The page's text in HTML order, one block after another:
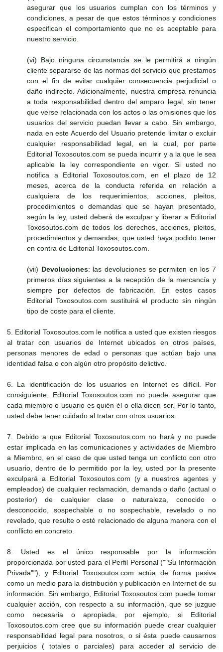
asegurar que los usuarios cumplan con los términos y
condiciones, a pesar de que estos términos y condiciones
especifican el comportamiento que no es aceptable para
nuestro servicio.
(vi) Bajo ninguna circunstancia se le permitirá a ningún
cliente separarse de las normas del servicio que prestamos
con el fin de evitar cualquier consecuencia perjudicial o
daño indirecto. Adicionalmente, nuestra empresa renuncia
a toda responsabilidad dentro del amparo legal, sin tener
que verse relacionada con los actos o las omisiones que los
usuarios del servicio puedan llevar a cabo. Sin embargo,
nada en este Acuerdo del Usuario pretende limitar o excluir
cualquier responsabilidad legal, en la cual, por parte
Editorial Toxosoutos.com se pueda incurrir y a la que le sea
aplicable la ley correspondiente en vigor. Si usted no
notifica a Editorial Toxosoutos.com, en el plazo de 12
meses, acerca de la conducta referida en relación a
cualquiera de los requerimientos, acciones, pleitos,
procedimientos o demandas que se hayan presentado,
según la ley, usted deberá de exculpar y liberar a Editorial
Toxosoutos.com de todos los derechos, acciones, pleitos,
procedimientos y demandas, que usted haya podido tener
en contra de Editorial Toxosoutos.com.
(vii) Devoluciones: las devoluciones se permiten en los 7
primeros días siguientes a la recepción de la mercancía y
siempre por defectos de fabricación. En estos casos
Editorial Toxosoutos.com sustituirá el producto sin ningún
tipo de coste para el cliente.
5. Editorial Toxosoutos.com le notifica a usted que existen riesgos
al tratar con usuarios de Internet ubicados en otros países,
personas menores de edad o personas que actúan bajo una
identidad falsa o con algún otro propósito delictivo.
6. La identificación de los usuarios en Internet es difícil. Por
consiguiente, Editorial Toxosoutos.com no puede asegurar que
cada miembro o usuario es quién él o ella dicen ser. Por lo tanto,
usted debe tener cuidado al tratar con otros usuarios.
7. Debido a que Editorial Toxosoutos.com no hará y no puede
estar implicada en las comunicaciones y actividades de Miembro
a Miembro, en el caso de que usted tenga un conflicto con otro
usuario, dentro de lo permitido por la ley, usted por la presente
exculpará a Editorial Toxosoutos.com (y a nuestros agentes y
empleados) de cualquier reclamación, demanda o daño (actual o
posterior) de cualquier clase o naturaleza, conocido o
desconocido, sospechable o no sospechable, revelado o no
revelado, que resulte o esté relacionado de alguna manera con el
conflicto en concreto.
8. Usted es el único responsable por la información
proporcionada por usted para el Perfil Personal (""Su Información
Privada""), y Editorial Toxosoutos.com actúa de forma pasiva
como un medio para la distribución y publicación en Internet de su
información. Sin embargo, Editorial Toxosoutos.com puede tomar
cualquier acción, con respecto a su información, que se juzgue
como necesaria o apropiada, por ejemplo, si Editorial
Toxosoutos.com cree que su información puede crear cualquier
responsabilidad legal para nosotros, o si ésta puede causarnos
perjuicios ( totales o parciales) para acceder al servicio de